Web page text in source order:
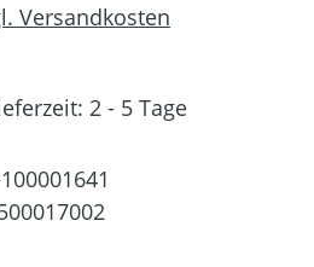
Versandkosten
2 - 5 Tage